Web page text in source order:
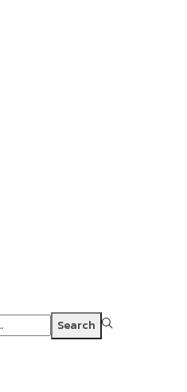
Search